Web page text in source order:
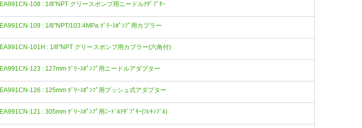
EA991CN-108 : 1/8"NPT グリースポンプ用ニードルｱﾀﾞﾌﾟﾀｰ
EA991CN-109 : 1/8"NPT/103.4MPa ｸﾞﾘｰｽﾎﾟﾝﾌﾟ用カプラー
EA991CN-101H : 1/8"NPT グリースポンプ用カプラー(六角付)
EA991CN-123 : 127mm ｸﾞﾘｰｽﾎﾟﾝﾌﾟ用ニードルアダプター
EA991CN-126 : 125mm ｸﾞﾘｰｽﾎﾟﾝﾌﾟ用プッシュ式アダプター
EA991CN-121 : 305mm ｸﾞﾘｰｽﾎﾟﾝﾌﾟ用ﾆｰﾄﾞﾙｱﾀﾞﾌﾟﾀｰ(ﾌﾚｷｼﾌﾞﾙ)